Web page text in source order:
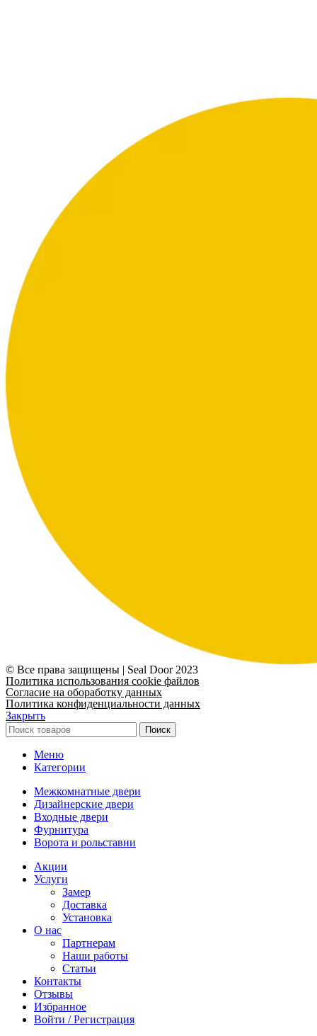
© Все права защищены | Seal Door 2023
Политика использования cookie файлов
Согласие на обоработку данных
Политика конфиденциальности данных
Закрыть
Поиск
Меню
Категории
Межкомнатные двери
Дизайнерские двери
Входные двери
Фурнитура
Ворота и рольставни
Акции
Услуги
Замер
Доставка
Установка
О нас
Партнерам
Наши работы
Статьи
Контакты
Отзывы
Избранное
Войти / Регистрация